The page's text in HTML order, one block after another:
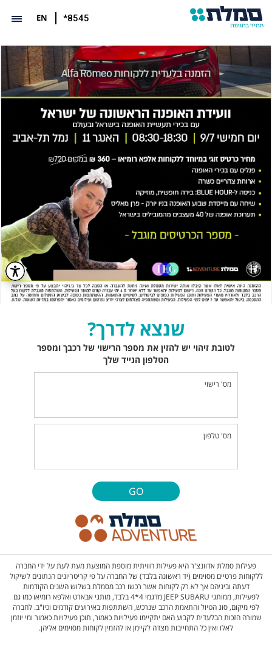
*8545
EN
שנצא לדרך?
לטובת זיהוי יש להזין את מספר הרישוי של רכבך ומספר
הטלפון הנייד שלך
מס' רישוי
מס' טלפון
GO
פעילות סמלת אדוונצ'ר היא פעילות חוויתית מוספת המוצעת מעת לעת על ידי החברה
ללקוחות פרטיים מסוימים (יד ראשונה בלבד) של החברה על פי קריטריונים הנתונים לשיקול
דעתה וביניהם אך לא רק לקוחות אשר רכשו רכב מסמלת בשלוש השנים הקודמות
לפעילות, ממותגי JEEP SUBARU מדגמי 4*4 בלבד, מותגי אבארט ואלפא רומיאו כמו גם
לפי מיקום, סוג הטיול והתאמת הרכב שנרכש, השתתפות באירועים קודמים וכיו"ב. לחברה
שמורה הזכות הבלעדית לקבוע האם יתקיימו פעילויות כאמור, תוכן פעילויות כאמור ומי יוזמן
לאלו ואין כל התחייבות מצדה לקיימן או להזמין לקוחות מסוימים אליהן.